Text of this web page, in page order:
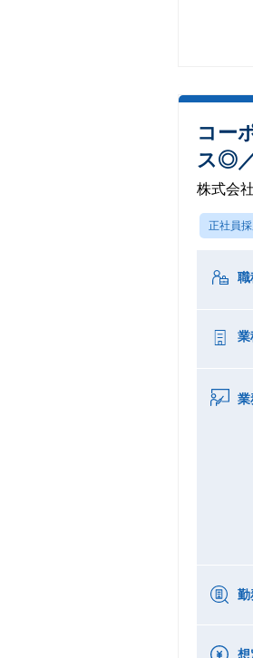
コー
ス◎／
株式会
正社員採
職
業
業
勤
想